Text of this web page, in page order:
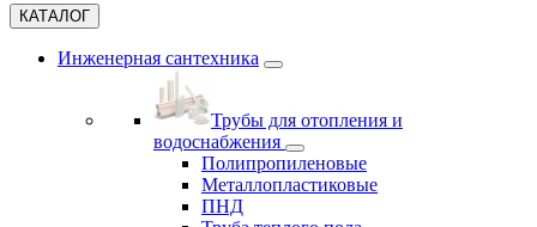
КАТАЛОГ
Инженерная сантехника
Трубы для отопления и
водоснабжения
Полипропиленовые
Металлопластиковые
ПНД